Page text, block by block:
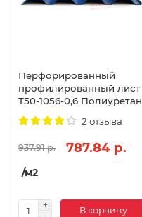
Перфорированный
профилированный лист
Т50-1056-0,6 Полиуретан
2 отзыва
937.91 р. 787.84 р.
/м2
В корзину